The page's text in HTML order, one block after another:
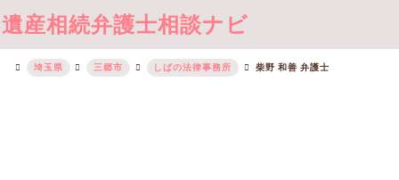
遺産相続弁護士相談ナビ
埼玉県 三郷市 しばの法律事務所 柴野 和善 弁護士